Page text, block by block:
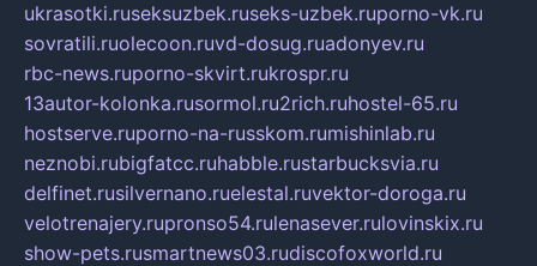
ukrasotki.ruseksuzbek.ruseks-uzbek.ruporno-vk.ru
sovratili.ruolecoon.ruvd-dosug.ruadonyev.ru
rbc-news.ruporno-skvirt.rukrospr.ru
13autor-kolonka.rusormol.ru2rich.ruhostel-65.ru
hostserve.ruporno-na-russkom.rumishinlab.ru
neznobi.rubigfatcc.ruhabble.rustarbucksvia.ru
delfinet.rusilvernano.ruelestal.ruvektor-doroga.ru
velotrenajery.rupronso54.rulenasever.rulovinskix.ru
show-pets.rusmartnews03.rudiscofoxworld.ru